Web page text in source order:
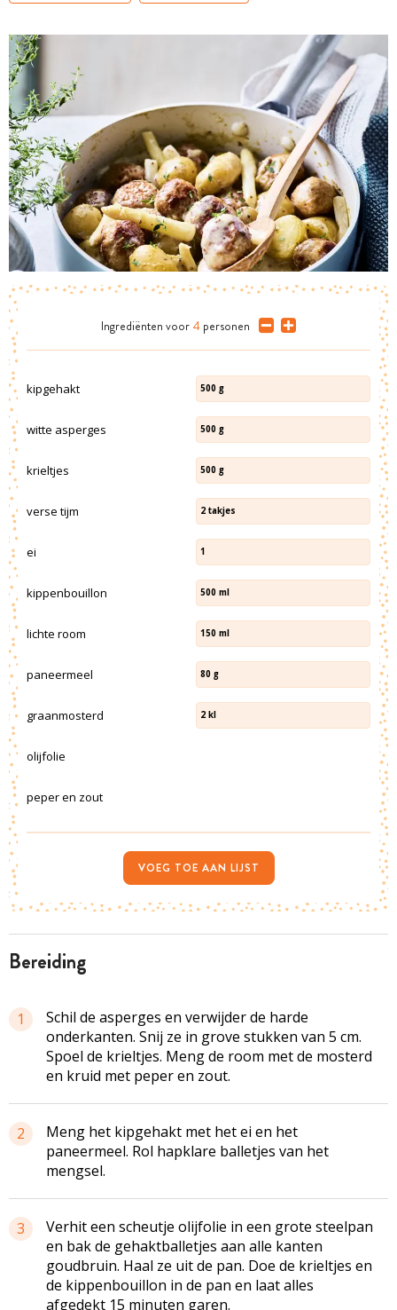
bereiding
1
Schil de asperges en verwijder de harde
onderkanten. Snij ze in grove stukken van 5 cm.
Spoel de krieltjes. Meng de room met de mosterd
en kruid met peper en zout.
2
Meng het kipgehakt met het ei en het
paneermeel. Rol hapklare balletjes van het
mengsel.
3
Verhit een scheutje olijfolie in een grote steelpan
en bak de gehaktballetjes aan alle kanten
goudbruin. Haal ze uit de pan. Doe de krieltjes en
de kippenbouillon in de pan en laat alles
afgedekt 15 minuten garen.
Ingrediënten voor 4 personen
kipgehakt 500 g
witte asperges 500 g
krieltjes 500 g
verse tijm 2 takjes
ei 1
kippenbouillon 500 ml
lichte room 150 ml
paneermeel 80 g
graanmosterd 2 kl
olijfolie
peper en zout
VOEG TOE AAN LIJST